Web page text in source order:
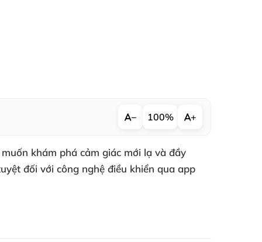
− 100% +
khám phá cảm giác mới lạ và đầy
đối với công nghệ điều khiển qua app